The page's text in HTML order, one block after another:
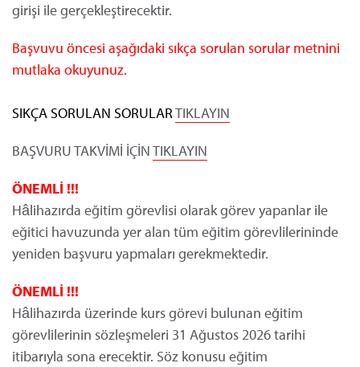
girişi ile gerçekleştirecektir.
Başvuvu öncesi aşağıdaki sıkça sorulan sorular metnini
mutlaka okuyunuz.
SIKÇA SORULAN SORULARTIKLAYIN
BAŞVURU TAKVİMİ İÇİNTIKLAYIN
ÖNEMLİ !!!
Hâlihazırda eğitim görevlisi olarak görev yapanlar ile
eğitici havuzunda yer alan tüm eğitim görevlilerininde
yeniden başvuru yapmaları gerekmektedir.
ÖNEMLİ !!!
Hâlihazırda üzerinde kurs görevi bulunan eğitim
görevlilerinin sözleşmeleri 31 Ağustos 2026 tarihi
itibarıyla sona erecektir. Söz konusu eğitim